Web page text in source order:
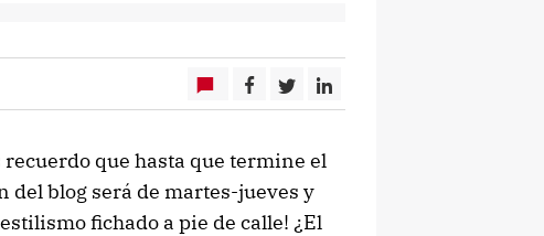
recuerdo que hasta que termine el
del blog será de martes-jueves y
fichado a pie de calle! ¿El